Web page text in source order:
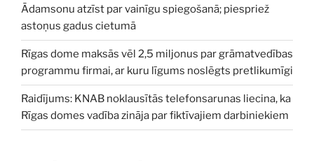
Ādamsonu atzīst par vainīgu spiegošanā; piespriež
astoņus gadus cietumā
Rīgas dome maksās vēl 2,5 miljonus par grāmatvedības
programmu firmai, ar kuru līgums noslēgts pretlikumīgi
Raidījums: KNAB noklausītās telefonsarunas liecina, ka
Rīgas domes vadība zināja par fiktīvajiem darbiniekiem